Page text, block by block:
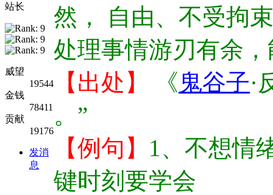
站长
威望
19544
金钱
78411
贡献
19176
发消
息
然， 自由、不受拘
处理事情游刃有余
【出处】
《 鬼谷子·
。”
【例句】 1、不想情
键时刻要学会